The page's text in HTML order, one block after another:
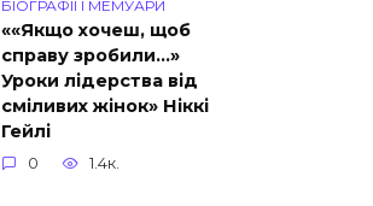
БІОГРАФІЇ І МЕМУАРИ
««Якщо хочеш, щоб
справу зробили…»
Уроки лідерства від
сміливих жінок» Ніккі
Гейлі
0 1.4к.